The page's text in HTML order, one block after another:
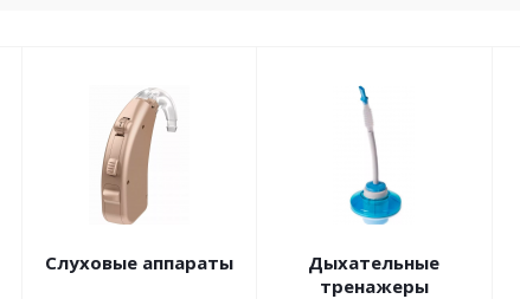
Слуховые аппараты
Дыхательные
тренажеры